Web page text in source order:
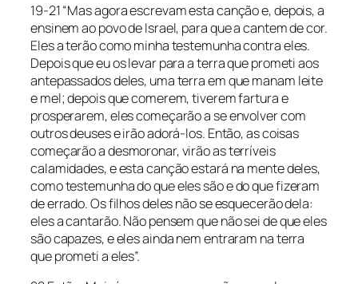
19-21 “Mas agora escrevam esta canção e, depois, a
ensinem ao povo de Israel, para que a cantem de cor.
Eles a terão como minha testemunha contra eles.
Depois que eu os levar para a terra que prometi aos
antepassados deles, uma terra em que manam leite
e mel; depois que comerem, tiverem fartura e
prosperarem, eles começarão a se envolver com
outros deuses e irão adorá-los. Então, as coisas
começarão a desmoronar, virão as terríveis
calamidades, e esta canção estará na mente deles,
como testemunha do que eles são e do que fizeram
de errado. Os filhos deles não se esquecerão dela:
eles a cantarão. Não pensem que não sei de que eles
são capazes, e eles ainda nem entraram na terra
que prometi a eles”.